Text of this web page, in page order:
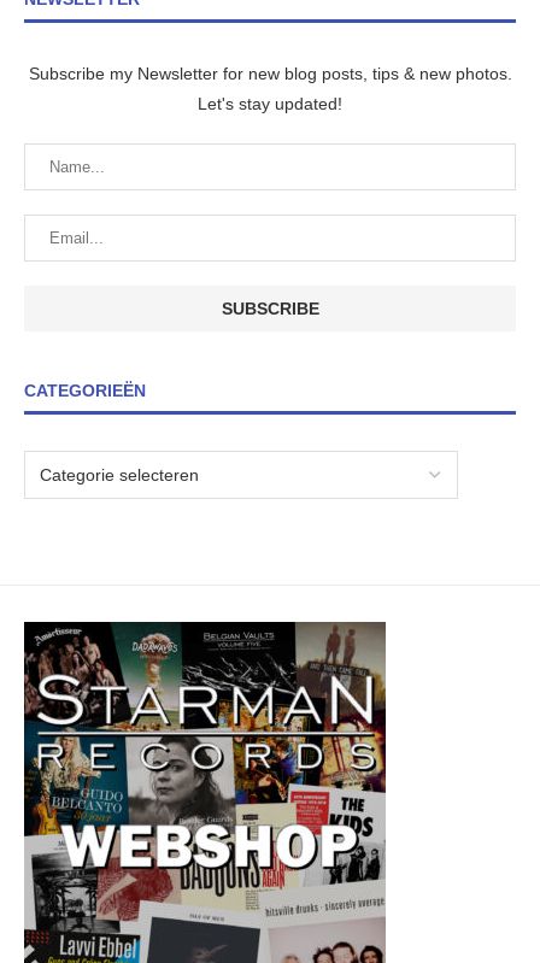
Subscribe my Newsletter for new blog posts, tips & new photos.
Let's stay updated!
CATEGORIEËN